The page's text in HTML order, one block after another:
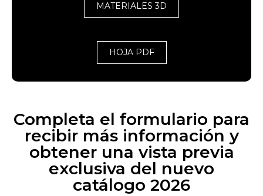
MATERIALES 3D
HOJA PDF
Completa el formulario para
recibir más información y
obtener una vista previa
exclusiva del nuevo
catálogo 2026